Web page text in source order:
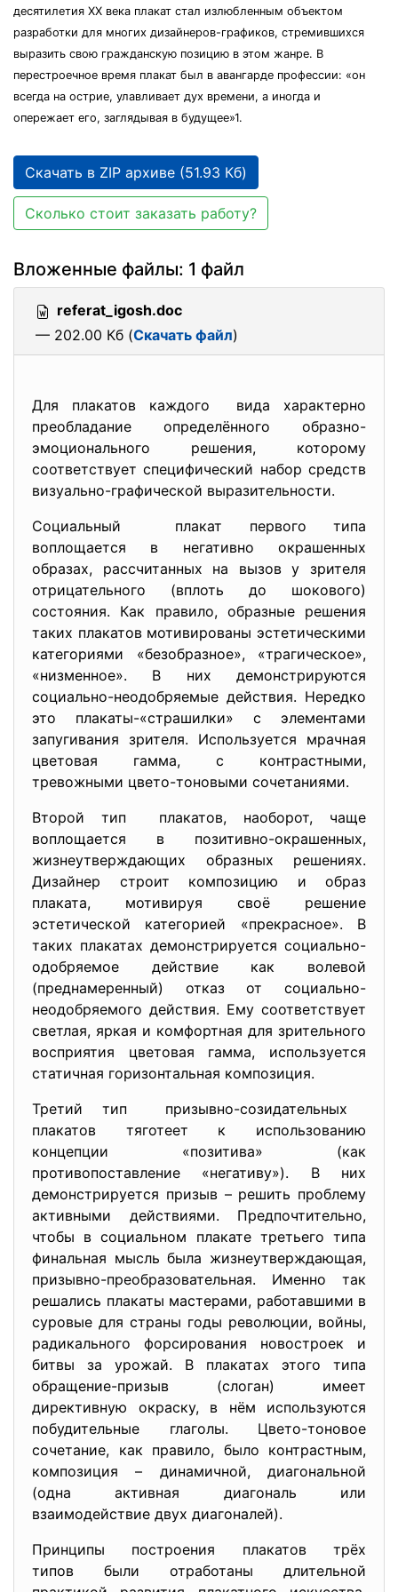
десятилетия ХХ века плакат стал излюбленным объектом
разработки для многих дизайнеров-графиков, стремившихся
выразить свою гражданскую позицию в этом жанре. В
перестроечное время плакат был в авангарде профессии: «он
всегда на острие, улавливает дух времени, а иногда и
опережает его, заглядывая в будущее»1.
Скачать в ZIP архиве (51.93 Кб)
Сколько стоит заказать работу?
Вложенные файлы: 1 файл
referat_igosh.doc
— 202.00 Кб (Скачать файл)
Для плакатов каждого вида характерно
преобладание определённого образно-
эмоционального решения, которому
соответствует специфический набор средств
визуально-графической выразительности.
Социальный плакат первого типа
воплощается в негативно окрашенных
образах, рассчитанных на вызов у зрителя
отрицательного (вплоть до шокового)
состояния. Как правило, образные решения
таких плакатов мотивированы эстетическими
категориями «безобразное», «трагическое»,
«низменное». В них демонстрируются
социально-неодобряемые действия. Нередко
это плакаты-«страшилки» с элементами
запугивания зрителя. Используется мрачная
цветовая гамма, с контрастными,
тревожными цвето-тоновыми сочетаниями.
Второй тип плакатов, наоборот, чаще
воплощается в позитивно-окрашенных,
жизнеутверждающих образных решениях.
Дизайнер строит композицию и образ
плаката, мотивируя своё решение
эстетической категорией «прекрасное». В
таких плакатах демонстрируется социально-
одобряемое действие как волевой
(преднамеренный) отказ от социально-
неодобряемого действия. Ему соответствует
светлая, яркая и комфортная для зрительного
восприятия цветовая гамма, используется
статичная горизонтальная композиция.
Третий тип призывно-созидательных
плакатов тяготеет к использованию
концепции «позитива» (как
противопоставление «негативу»). В них
демонстрируется призыв – решить проблему
активными действиями. Предпочтительно,
чтобы в социальном плакате третьего типа
финальная мысль была жизнеутверждающая,
призывно-преобразовательная. Именно так
решались плакаты мастерами, работавшими в
суровые для страны годы революции, войны,
радикального форсирования новостроек и
битвы за урожай. В плакатах этого типа
обращение-призыв (слоган) имеет
директивную окраску, в нём используются
побудительные глаголы. Цвето-тоновое
сочетание, как правило, было контрастным,
композиция – динамичной, диагональной
(одна активная диагональ или
взаимодействие двух диагоналей).
Принципы построения плакатов трёх
типов были отработаны длительной